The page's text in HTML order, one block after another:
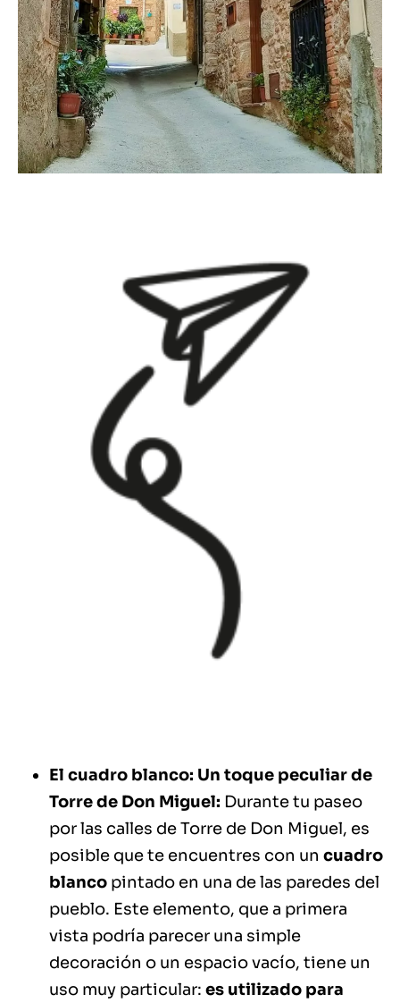
El cuadro blanco: Un toque peculiar de
Torre de Don Miguel: Durante tu paseo
por las calles de Torre de Don Miguel, es
posible que te encuentres con un cuadro
blanco pintado en una de las paredes del
pueblo. Este elemento, que a primera
vista podría parecer una simple
decoración o un espacio vacío, tiene un
uso muy particular: es utilizado para